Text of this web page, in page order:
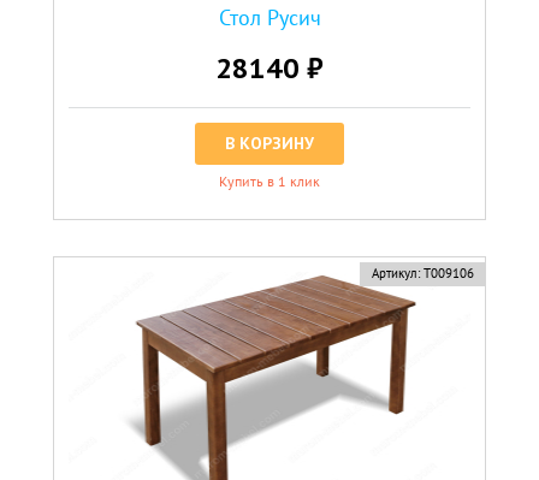
Стол Русич
28140 ₽
В КОРЗИНУ
Купить в 1 клик
Артикул: Т009106